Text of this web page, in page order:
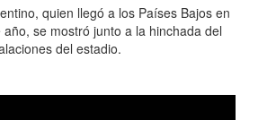
quien llegó a los Países Bajos en
se mostró junto a la hinchada del
del estadio.